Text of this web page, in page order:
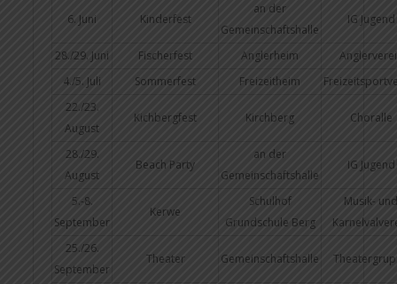
6. Juni Kinderfest
an der
Gemeinschaftshalle
IG Jugend
28./29. Juni Fischerfest Anglerheim
4./5. Juli
Sommerfest Freizeitheim
22./23.
August
Kichbergfest Kirchberg Choralle
28./29.
August
Beach Party
an der
Gemeinschaftshalle
IG Jugend
5.-8.
September
Kerwe
Schulhof
Grundschule Berg
Musik-
25./26.
September
Theater Gemeinschaftshalle